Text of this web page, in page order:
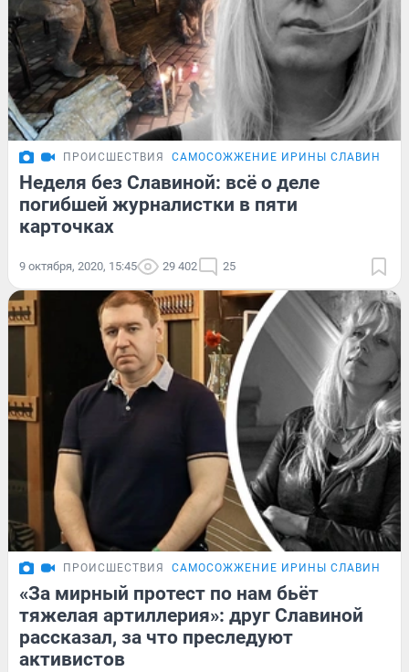
ПРОИСШЕСТВИЯ САМОСОЖЖЕНИЕ ИРИНЫ СЛАВИНОЙ
Неделя без Славиной: всё о деле
погибшей журналистки в пяти
карточках
9 октября, 2020, 15:45 29 402 25
ПРОИСШЕСТВИЯ САМОСОЖЖЕНИЕ ИРИНЫ СЛАВИНОЙ
«За мирный протест по нам бьёт
тяжелая артиллерия»: друг Славиной
рассказал, за что преследуют
активистов